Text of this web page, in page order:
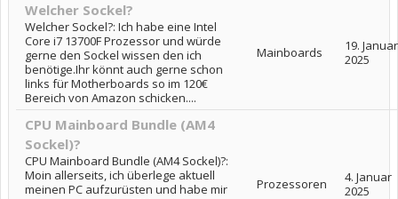
Welcher Sockel?
Welcher Sockel?: Ich habe eine Intel
Core i7 13700F Prozessor und würde
gerne den Sockel wissen den ich
benötige.Ihr könnt auch gerne schon
links für Motherboards so im 120€
Bereich von Amazon schicken....
Mainboards
19. Januar
2025
CPU Mainboard Bundle (AM4
Sockel)?
CPU Mainboard Bundle (AM4 Sockel)?:
Moin allerseits, ich überlege aktuell
meinen PC aufzurüsten und habe mir
Prozessoren
4. Januar
2025